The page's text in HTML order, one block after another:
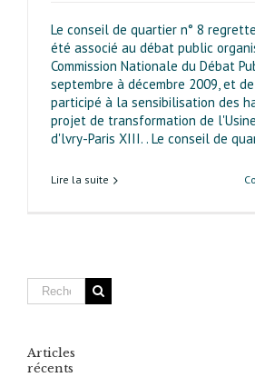
Le conseil de quartier n° 8
été associé au débat public
Commission Nationale du Débat
septembre à décembre 2009, et
participé à la sensibilisation des
projet de transformation de
d'lvry-Paris XIII. . Le conseil de
Lire la suite
Articles
récents